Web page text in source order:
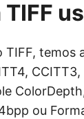
temos
ou